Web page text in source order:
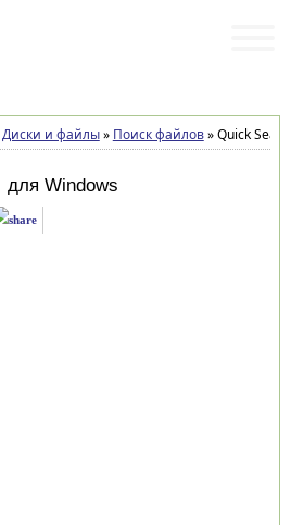
Диски и файлы» Поиск файлов»Quick
для Windows